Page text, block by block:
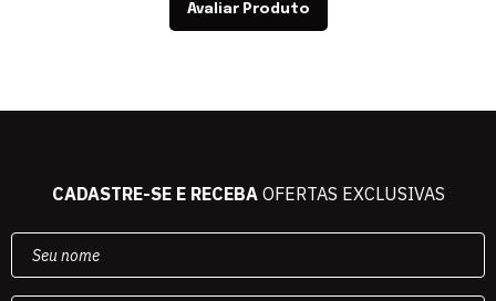
Avaliar Produto
CADASTRE-SE E RECEBAOFERTAS EXCLUSIVAS